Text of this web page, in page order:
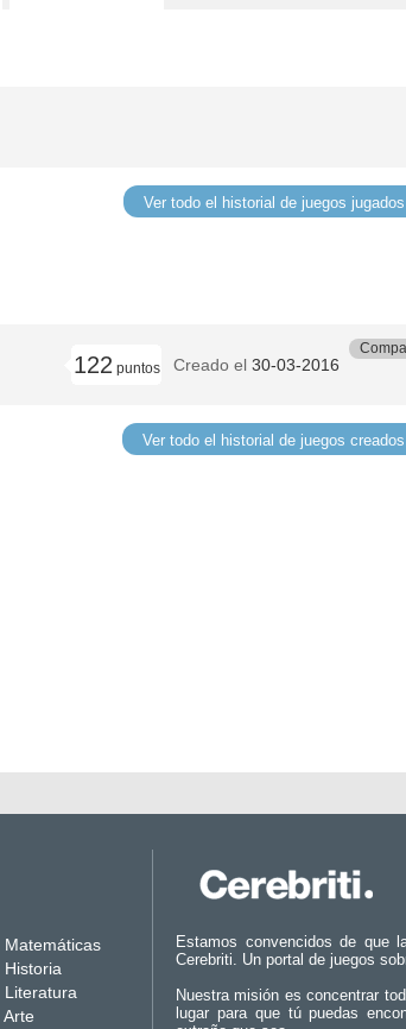
Ver todo el historial de juegos jugados
122puntos Creado el 30-03-2016
Ver todo el historial de juegos creados
Matemáticas
Historia
Literatura
Arte
Estamos convencidos de que
Cerebriti. Un portal de juegos
Nuestra misión es concentrar
lugar para que tú puedas